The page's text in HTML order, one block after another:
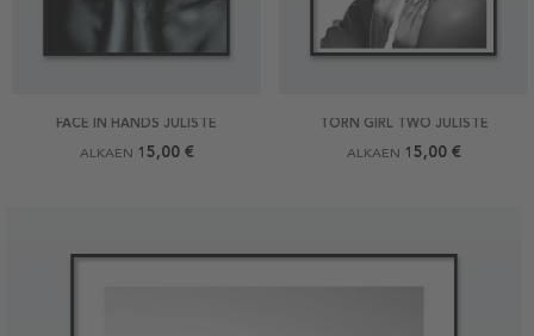
FACE IN HANDS JULISTE
ALKAEN 15,00 €
TORN GIRL TWO JULISTE
ALKAEN 15,00 €